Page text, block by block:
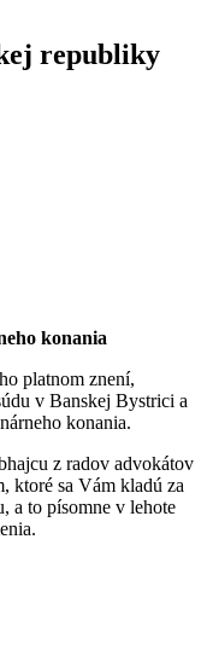
republiky
konania
platnom znení,
v Banskej Bystrici a
konania.
z radov advokátov
ktoré sa Vám kladú za
a to písomne v lehote